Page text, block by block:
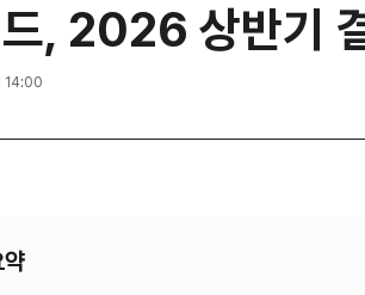
, 2026 상반기
14:00